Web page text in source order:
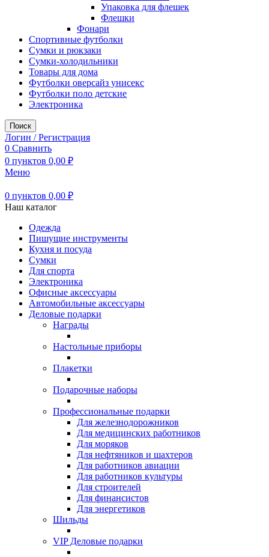
Упаковка для флешек
Флешки
Фонари
Спортивные футболки
Сумки и рюкзаки
Сумки-холодильники
Товары для дома
Футболки оверсайз унисекс
Футболки поло детские
Электроника
Поиск
Логин / Регистрация
0 Сравнить
0 пунктов 0,00 ₽
Меню
0 пунктов 0,00 ₽
Наш каталог
Одежда
Пишущие инструменты
Кухня и посуда
Сумки
Для спорта
Электроника
Офисные аксессуары
Автомобильные аксессуары
Деловые подарки
Награды
Настольные приборы
Плакетки
Подарочные наборы
Профессиональные подарки
Для железнодорожников
Для медицинских работников
Для моряков
Для нефтяников и шахтеров
Для работников авиации
Для работников культуры
Для строителей
Для финансистов
Для энергетиков
Шильды
VIP Деловые подарки